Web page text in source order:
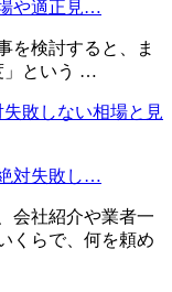
や適正見…
を検討すると、ま
」という …
対失敗し…
会社紹介や業者一
くらで、何を頼め